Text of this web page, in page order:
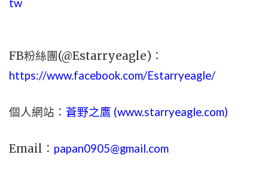
tw
FB粉絲團(@Estarryeagle)：
https://www.facebook.com/Estarryeagle/
個人網站： 蒼野之鷹 (www.starryeagle.com)
Email： papan0905@gmail.com